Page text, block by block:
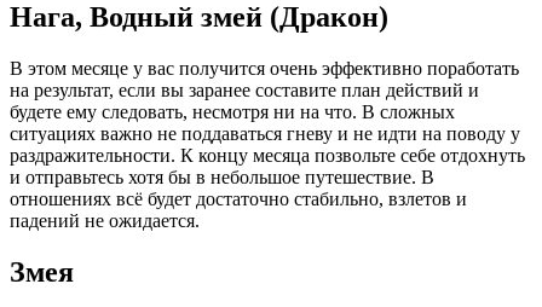
Нага, Водный змей (Дракон)
В этом месяце у вас получится очень эффективно поработать
на результат, если вы заранее составите план действий и
будете ему следовать, несмотря ни на что. В сложных
ситуациях важно не поддаваться гневу и не идти на поводу у
раздражительности. К концу месяца позвольте себе отдохнуть
и отправьтесь хотя бы в небольшое путешествие. В
отношениях всё будет достаточно стабильно, взлетов и
падений не ожидается.
Змея